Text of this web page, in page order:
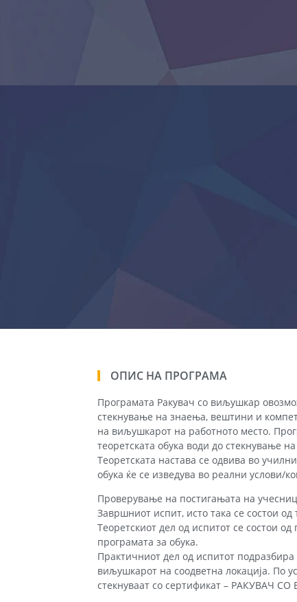
ОПИС НА ПРОГРАМА
Програмата Ракувач со виљушкар
стекнување на знаења, вештини и
на виљушкарот на работното место.
теоретската обука води до стекнување
Теоретската настава се одвива во
обука ќе се изведува во реални услови/
Проверување на постигањата на
Завршниот испит, исто така се состои
Теоретскиот дел од испитот се состои
програмата за обука.
Практичниот дел од испитот
виљушкарот на соодветна локација. По
стекнуваат со сертификат – РАКУВАЧ